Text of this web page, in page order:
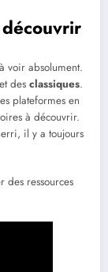
voir absolument.
des classiques.
plateformes en
à découvrir.
il y a toujours
des ressources